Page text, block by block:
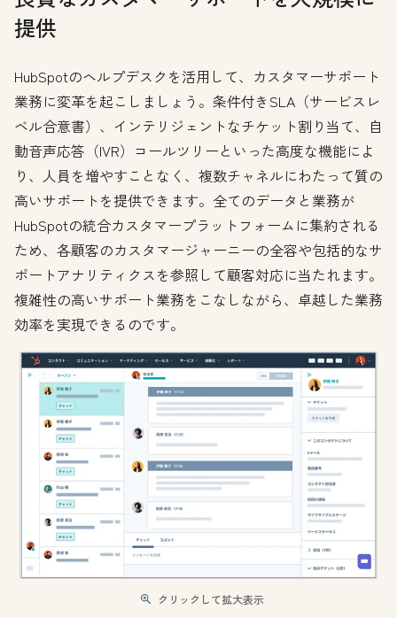
提供
HubSpotのヘルプデスクを活用して、カスタマーサポート
業務に変革を起こしましょう。条件付きSLA（サービスレ
ベル合意書）、インテリジェントなチケット割り当て、自
動音声応答（IVR）コールツリーといった高度な機能によ
り、人員を増やすことなく、複数チャネルにわたって質の
高いサポートを提供できます。全てのデータと業務が
HubSpotの統合カスタマープラットフォームに集約される
ため、各顧客のカスタマージャーニーの全容や包括的なサ
ポートアナリティクスを参照して顧客対応に当たれます。
複雑性の高いサポート業務をこなしながら、卓越した業務
効率を実現できるのです。
クリックして拡大表示